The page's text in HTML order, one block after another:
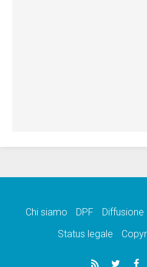
Chi siamo DPF Diffusione
Status legale